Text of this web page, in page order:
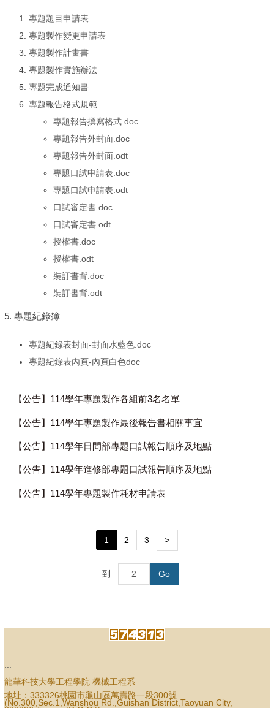
專題題目申請表
專題製作變更申請表
專題製作計畫書
專題製作實施辦法
專題完成通知書
專題報告格式規範
專題報告撰寫格式.doc
專題報告外封面.doc
專題報告外封面.odt
專題口試申請表.doc
專題口試申請表.odt
口試審定書.doc
口試審定書.odt
授權書.doc
授權書.odt
裝訂書背.doc
裝訂書背.odt
5. 專題紀錄簿
專題紀錄表封面-封面水藍色.doc
專題紀錄表內頁-內頁白色doc
【公告】114學年專題製作各組前3名名單
【公告】114學年專題製作最後報告書相關事宜
【公告】114學年日間部專題口試報告順序及地點
【公告】114學年進修部專題口試報告順序及地點
【公告】114學年專題製作耗材申請表
1 2 3 >
到 Go
:::
龍華科技大學工程學院 機械工程系
地址：333326桃園市龜山區萬壽路一段300號
(No.300,Sec.1,Wanshou Rd.,Guishan District,Taoyuan City,